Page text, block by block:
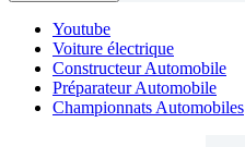
Youtube
Voiture électrique
Constructeur Automobile
Préparateur Automobile
Championnats Automobiles